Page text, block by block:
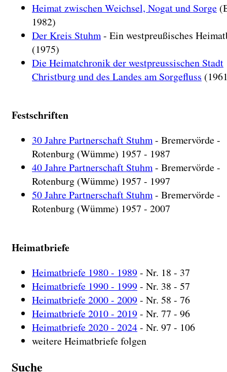
Heimat zwischen Weichsel, Nogat und Sorge
1982)
Der Kreis Stuhm- Ein westpreußisches
(1975)
Die Heimatchronik der westpreussischen Stadt
Christburg und des Landes am Sorgefluss
Festschriften
30 Jahre Partnerschaft Stuhm- Bremervörde -
Rotenburg (Wümme) 1957 - 1987
40 Jahre Partnerschaft Stuhm- Bremervörde -
Rotenburg (Wümme) 1957 - 1997
50 Jahre Partnerschaft Stuhm- Bremervörde -
Rotenburg (Wümme) 1957 - 2007
Heimatbriefe
Heimatbriefe 1980 - 1989 - Nr. 18 - 37
Heimatbriefe 1990 - 1999 - Nr. 38 - 57
Heimatbriefe 2000 - 2009 - Nr. 58 - 76
Heimatbriefe 2010 - 2019 - Nr. 77 - 96
Heimatbriefe 2020 - 2024- Nr. 97 - 106
weitere Heimatbriefe folgen
Suche